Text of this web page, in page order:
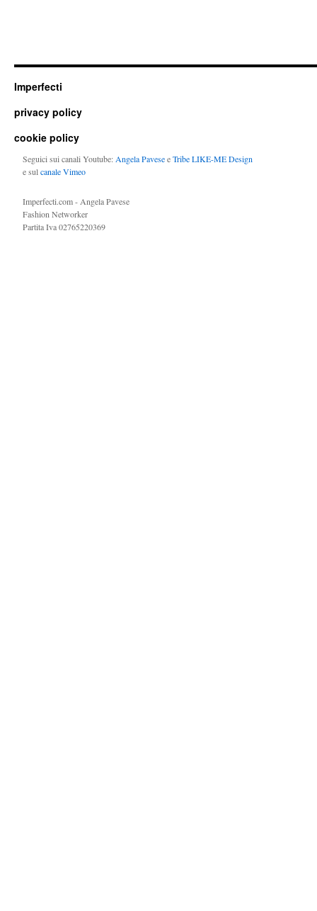
Imperfecti
privacy policy
cookie policy
Seguici sui canali Youtube: Angela PaveseeTribe LIKE-ME Design
e sulcanale Vimeo
Imperfecti.com - Angela Pavese
Fashion Networker
Partita Iva 02765220369